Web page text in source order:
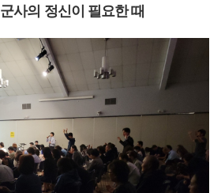
사의 정신이 필요한 때